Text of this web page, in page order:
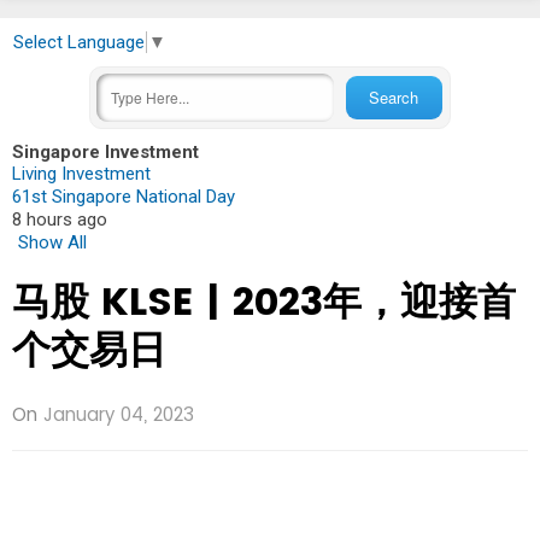
Select Language ▼
Singapore Investment
Living Investment
61st Singapore National Day
8 hours ago
Show All
马股 KLSE | 2023年，迎接首
个交易日
On January 04, 2023